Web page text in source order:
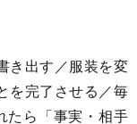
き出す／服装を変
を完了させる／毎
たら「事実・相手